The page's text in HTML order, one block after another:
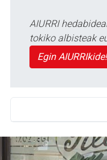
AIURRI
tokiko albisteak
Egin AIURRIkide!